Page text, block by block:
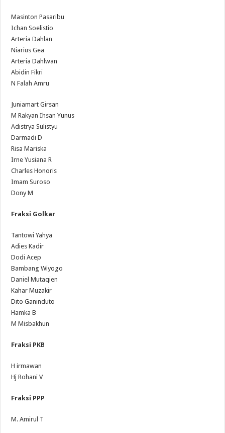
Masinton Pasaribu
Ichan Soelistio
Arteria Dahlan
Niarius Gea
Arteria Dahlwan
Abidin Fikri
N Falah Amru
Juniamart Girsan
M Rakyan Ihsan Yunus
Adistrya Sulistyu
Darmadi D
Risa Mariska
Irne Yusiana R
Charles Honoris
Imam Suroso
Dony M
Fraksi Golkar
Tantowi Yahya
Adies Kadir
Dodi Acep
Bambang Wiyogo
Daniel Mutaqien
Kahar Muzakir
Dito Ganinduto
Hamka B
M Misbakhun
Fraksi PKB
H irmawan
Hj Rohani V
Fraksi PPP
M. Amirul T